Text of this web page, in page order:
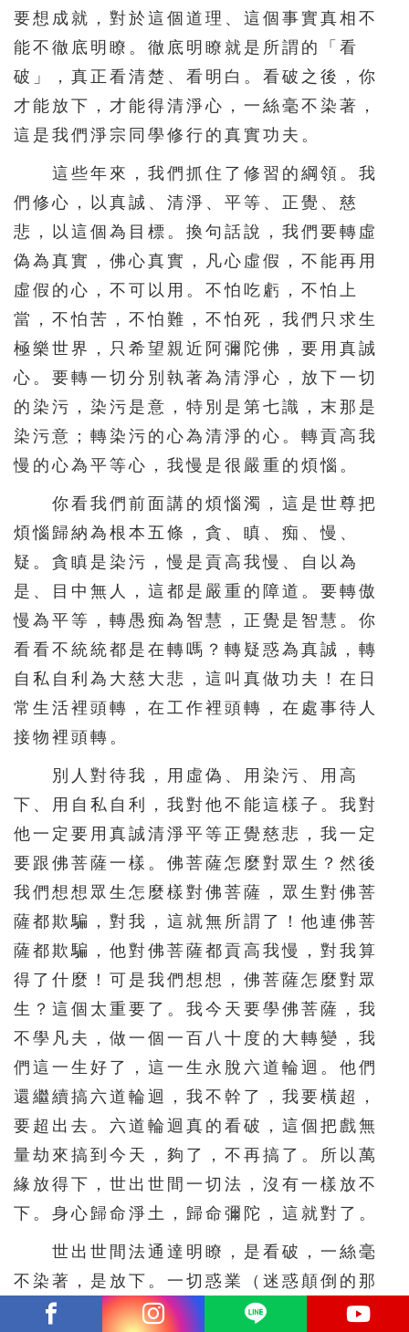
要想成就，對於這個道理、這個事實真相不
能不徹底明瞭。徹底明瞭就是所謂的「看
破」，真正看清楚、看明白。看破之後，你
才能放下，才能得清淨心，一絲毫不染著，
這是我們淨宗同學修行的真實功夫。
這些年來，我們抓住了修習的綱領。我
們修心，以真誠、清淨、平等、正覺、慈
悲，以這個為目標。換句話說，我們要轉虛
偽為真實，佛心真實，凡心虛假，不能再用
虛假的心，不可以用。不怕吃虧，不怕上
當，不怕苦，不怕難，不怕死，我們只求生
極樂世界，只希望親近阿彌陀佛，要用真誠
心。要轉一切分別執著為清淨心，放下一切
的染污，染污是意，特別是第七識，末那是
染污意；轉染污的心為清淨的心。轉貢高我
慢的心為平等心，我慢是很嚴重的煩惱。
你看我們前面講的煩惱濁，這是世尊把
煩惱歸納為根本五條，貪、瞋、痴、慢、
疑。貪瞋是染污，慢是貢高我慢、自以為
是、目中無人，這都是嚴重的障道。要轉傲
慢為平等，轉愚痴為智慧，正覺是智慧。你
看看不統統都是在轉嗎？轉疑惑為真誠，轉
自私自利為大慈大悲，這叫真做功夫！在日
常生活裡頭轉，在工作裡頭轉，在處事待人
接物裡頭轉。
別人對待我，用虛偽、用染污、用高
下、用自私自利，我對他不能這樣子。我對
他一定要用真誠清淨平等正覺慈悲，我一定
要跟佛菩薩一樣。佛菩薩怎麼對眾生？然後
我們想想眾生怎麼樣對佛菩薩，眾生對佛菩
薩都欺騙，對我，這就無所謂了！他連佛菩
薩都欺騙，他對佛菩薩都貢高我慢，對我算
得了什麼！可是我們想想，佛菩薩怎麼對眾
生？這個太重要了。我今天要學佛菩薩，我
不學凡夫，做一個一百八十度的大轉變，我
們這一生好了，這一生永脫六道輪迴。他們
還繼續搞六道輪迴，我不幹了，我要橫超，
要超出去。六道輪迴真的看破，這個把戲無
量劫來搞到今天，夠了，不再搞了。所以萬
緣放得下，世出世間一切法，沒有一樣放不
下。身心歸命淨土，歸命彌陀，這就對了。
世出世間法通達明瞭，是看破，一絲毫
不染著，是放下。一切惑業（迷惑顛倒的那
些事），我們統統清楚；清楚是明瞭、是